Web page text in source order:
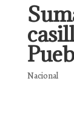
Nacional